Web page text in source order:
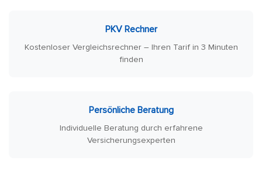
PKV Rechner
Kostenloser Vergleichsrechner – Ihren Tarif in 3 Minuten
finden
Persönliche Beratung
Individuelle Beratung durch erfahrene
Versicherungsexperten